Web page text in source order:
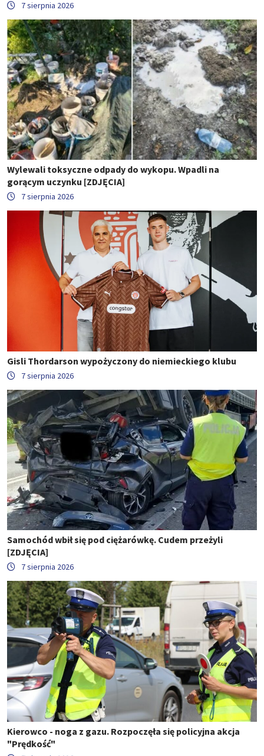
7 sierpnia 2026
Wylewali toksyczne odpady do wykopu. Wpadli na
gorącym uczynku [ZDJĘCIA]
7 sierpnia 2026
Gisli Thordarson wypożyczony do niemieckiego klubu
7 sierpnia 2026
Samochód wbił się pod ciężarówkę. Cudem przeżyli
[ZDJĘCIA]
7 sierpnia 2026
Kierowco - noga z gazu. Rozpoczęła się policyjna akcja
"Prędkość"